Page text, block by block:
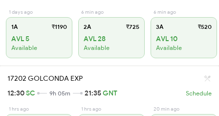
1 days ago
1A ₹1190
AVL 5
Available
6 min ago
2A ₹725
AVL 28
Available
6 min ago
3A ₹520
AVL 10
Available
17202 GOLCONDA EXP
12:30SC 9h 05m 21:35GNT Schedule
1 hrs ago 1 hrs ago 20 min ago